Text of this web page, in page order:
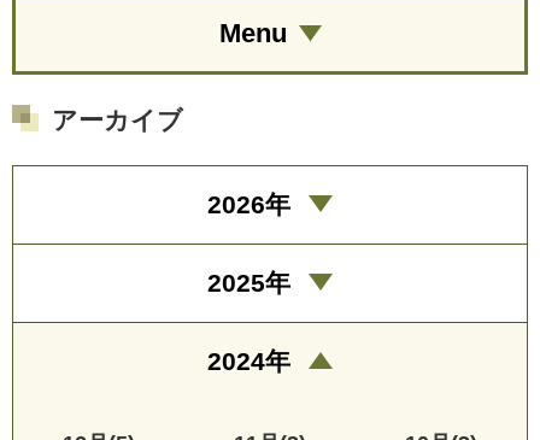
Menu
アーカイブ
2026年
2025年
2024年